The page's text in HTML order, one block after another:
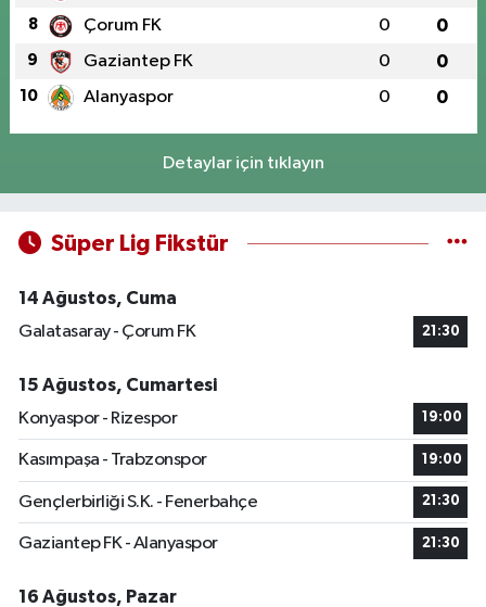
8 Çorum FK 0 0
9 Gaziantep FK 0 0
10 Alanyaspor 0 0
Detaylar için tıklayın
Süper Lig Fikstür
14 Ağustos, Cuma
Galatasaray - Çorum FK
21:30
15 Ağustos, Cumartesi
Konyaspor - Rizespor
19:00
Kasımpaşa - Trabzonspor 19:00
Gençlerbirliği S.K. - Fenerbahçe 21:30
Gaziantep FK - Alanyaspor 21:30
16 Ağustos, Pazar